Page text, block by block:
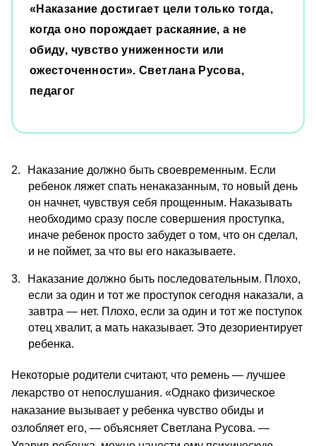
«Наказание достигает цели только тогда,
когда оно порождает раскаяние, а не
обиду, чувство униженности или
ожесточенности». Светлана Русова,
педагог
2.
Наказание должно быть своевременным. Если
ребенок ляжет спать ненаказанным, то новый день
он начнет, чувствуя себя прощенным. Наказывать
необходимо сразу после совершения проступка,
иначе ребенок просто забудет о том, что он сделал,
и не поймет, за что вы его наказываете.
3.
Наказание должно быть последовательным. Плохо,
если за один и тот же проступок сегодня наказали, а
завтра — нет. Плохо, если за один и тот же поступок
отец хвалит, а мать наказывает. Это дезориентирует
ребенка.
Некоторые родители считают, что ремень — лучшее
лекарство от непослушания. «Однако физическое
наказание вызывает у ребенка чувство обиды и
озлобляет его, — объясняет Светлана Русова. —